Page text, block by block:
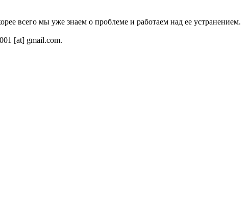
всего мы уже знаем о проблеме и работаем над ее устранением.
[at] gmail.com.